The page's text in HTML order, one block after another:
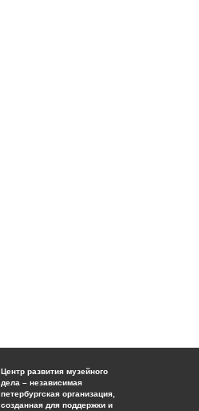
Центр развития музейного
дела – независимая
петербургская организация,
созданная для поддержки и